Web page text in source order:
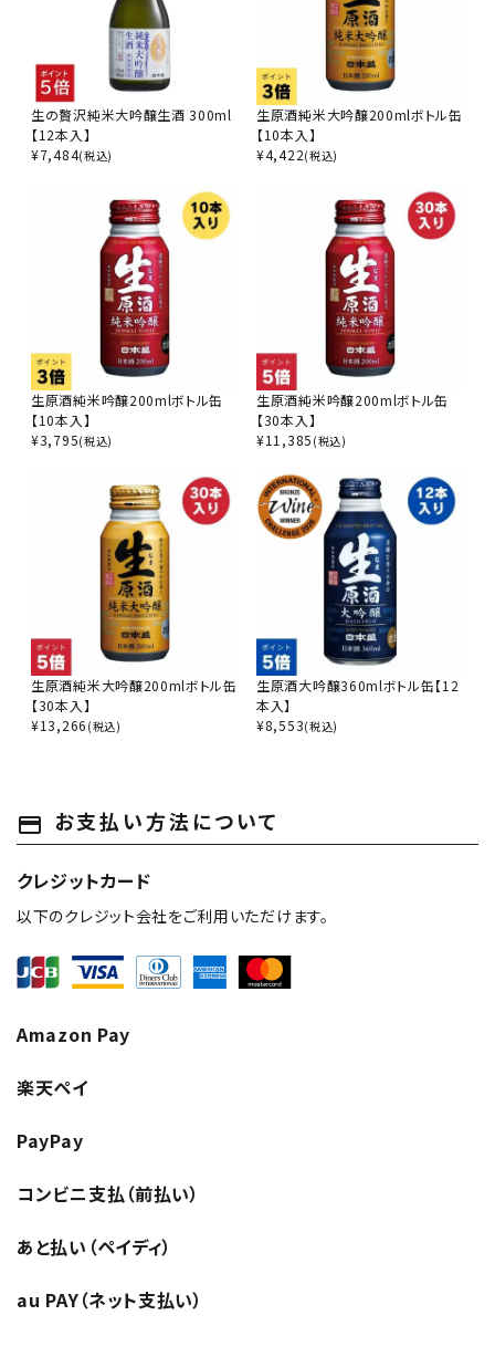
生の贅沢純米大吟醸生酒 300ml
【12本入】
¥7,484(税込)
生原酒純米大吟醸200mlボトル缶
【10本入】
¥4,422(税込)
生原酒純米吟醸200mlボトル缶
【10本入】
¥3,795(税込)
生原酒純米吟醸200mlボトル缶
【30本入】
¥11,385 (税込)
生原酒純米大吟醸200mlボトル缶
【30本入】
¥13,266 (税込)
生原酒大吟醸360mlボトル缶【12
本入】
¥8,553(税込)
payment お支払い方法について
クレジットカード
以下のクレジット会社をご利用いただけます。
Amazon Pay
楽天ペイ
PayPay
コンビニ支払（前払い）
あと払い（ペイディ）
au PAY（ネット支払い）